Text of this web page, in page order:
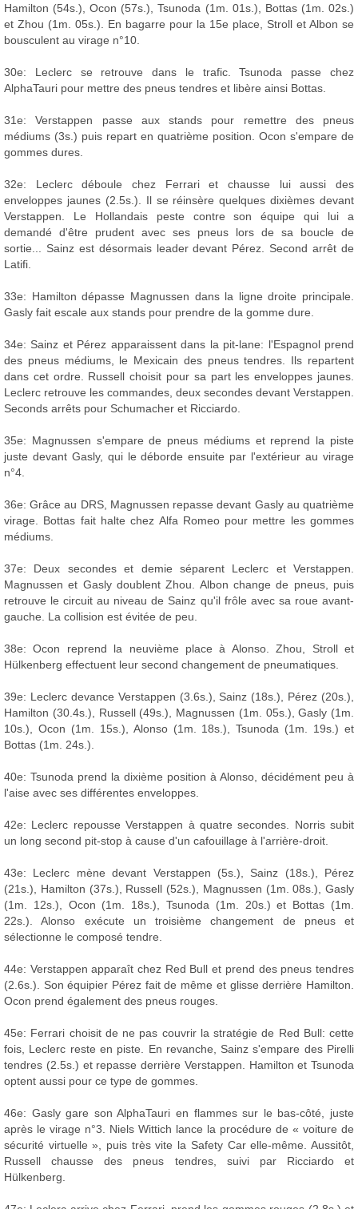
Hamilton (54s.), Ocon (57s.), Tsunoda (1m. 01s.), Bottas (1m. 02s.)
et Zhou (1m. 05s.). En bagarre pour la 15e place, Stroll et Albon se
bousculent au virage n°10.
30e: Leclerc se retrouve dans le trafic. Tsunoda passe chez
AlphaTauri pour mettre des pneus tendres et libère ainsi Bottas.
31e: Verstappen passe aux stands pour remettre des pneus
médiums (3s.) puis repart en quatrième position. Ocon s'empare de
gommes dures.
32e: Leclerc déboule chez Ferrari et chausse lui aussi des
enveloppes jaunes (2.5s.). Il se réinsère quelques dixièmes devant
Verstappen. Le Hollandais peste contre son équipe qui lui a
demandé d'être prudent avec ses pneus lors de sa boucle de
sortie... Sainz est désormais leader devant Pérez. Second arrêt de
Latifi.
33e: Hamilton dépasse Magnussen dans la ligne droite principale.
Gasly fait escale aux stands pour prendre de la gomme dure.
34e: Sainz et Pérez apparaissent dans la pit-lane: l'Espagnol prend
des pneus médiums, le Mexicain des pneus tendres. Ils repartent
dans cet ordre. Russell choisit pour sa part les enveloppes jaunes.
Leclerc retrouve les commandes, deux secondes devant Verstappen.
Seconds arrêts pour Schumacher et Ricciardo.
35e: Magnussen s'empare de pneus médiums et reprend la piste
juste devant Gasly, qui le déborde ensuite par l'extérieur au virage
n°4.
36e: Grâce au DRS, Magnussen repasse devant Gasly au quatrième
virage. Bottas fait halte chez Alfa Romeo pour mettre les gommes
médiums.
37e: Deux secondes et demie séparent Leclerc et Verstappen.
Magnussen et Gasly doublent Zhou. Albon change de pneus, puis
retrouve le circuit au niveau de Sainz qu'il frôle avec sa roue avant-
gauche. La collision est évitée de peu.
38e: Ocon reprend la neuvième place à Alonso. Zhou, Stroll et
Hülkenberg effectuent leur second changement de pneumatiques.
39e: Leclerc devance Verstappen (3.6s.), Sainz (18s.), Pérez (20s.),
Hamilton (30.4s.), Russell (49s.), Magnussen (1m. 05s.), Gasly (1m.
10s.), Ocon (1m. 15s.), Alonso (1m. 18s.), Tsunoda (1m. 19s.) et
Bottas (1m. 24s.).
40e: Tsunoda prend la dixième position à Alonso, décidément peu à
l'aise avec ses différentes enveloppes.
42e: Leclerc repousse Verstappen à quatre secondes. Norris subit
un long second pit-stop à cause d'un cafouillage à l'arrière-droit.
43e: Leclerc mène devant Verstappen (5s.), Sainz (18s.), Pérez
(21s.), Hamilton (37s.), Russell (52s.), Magnussen (1m. 08s.), Gasly
(1m. 12s.), Ocon (1m. 18s.), Tsunoda (1m. 20s.) et Bottas (1m.
22s.). Alonso exécute un troisième changement de pneus et
sélectionne le composé tendre.
44e: Verstappen apparaît chez Red Bull et prend des pneus tendres
(2.6s.). Son équipier Pérez fait de même et glisse derrière Hamilton.
Ocon prend également des pneus rouges.
45e: Ferrari choisit de ne pas couvrir la stratégie de Red Bull: cette
fois, Leclerc reste en piste. En revanche, Sainz s'empare des Pirelli
tendres (2.5s.) et repasse derrière Verstappen. Hamilton et Tsunoda
optent aussi pour ce type de gommes.
46e: Gasly gare son AlphaTauri en flammes sur le bas-côté, juste
après le virage n°3. Niels Wittich lance la procédure de « voiture de
sécurité virtuelle », puis très vite la Safety Car elle-même. Aussitôt,
Russell chausse des pneus tendres, suivi par Ricciardo et
Hülkenberg.